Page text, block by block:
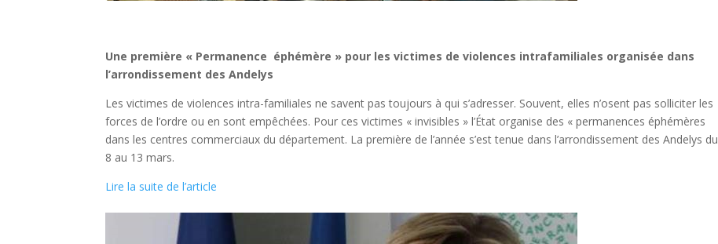
Une première « Permanence éphémère » pour les victimes de violences intrafamiliales organisée dans
l’arrondissement des Andelys
Les victimes de violences intra-familiales ne savent pas toujours à qui s’adresser. Souvent, elles n’osent pas solliciter les
forces de l’ordre ou en sont empêchées. Pour ces victimes « invisibles » l’État organise des « permanences éphémères
dans les centres commerciaux du département. La première de l’année s’est tenue dans l’arrondissement des Andelys du
8 au 13 mars.
Lire la suite de l’article